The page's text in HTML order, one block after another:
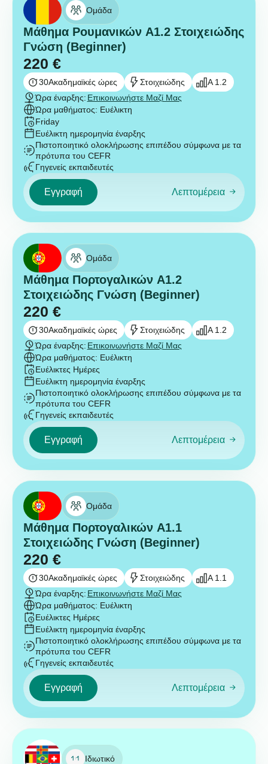
Ομάδα
Μάθημα Ρουμανικών A1.2 Στοιχειώδης
Γνώση (Beginner)
220 €
30Ακαδημαϊκές ώρες Στοιχειώδης
A 1.2
Ώρα έναρξης: Επικοινωνήστε Μαζί Μας
Ώρα μαθήματος: Ευέλικτη
Friday
Ευέλικτη ημερομηνία έναρξης
Πιστοποιητικό ολοκλήρωσης επιπέδου σύμφωνα με τα
πρότυπα του CEFR
Γηγενείς εκπαιδευτές
Εγγραφή Λεπτομέρεια
Ομάδα
Μάθημα Πορτογαλικών A1.2
Στοιχειώδης Γνώση (Beginner)
220 €
30Ακαδημαϊκές ώρες Στοιχειώδης
A 1.2
Ώρα έναρξης: Επικοινωνήστε Μαζί Μας
Ώρα μαθήματος: Ευέλικτη
Ευέλικτες Ημέρες
Ευέλικτη ημερομηνία έναρξης
Πιστοποιητικό ολοκλήρωσης επιπέδου σύμφωνα με τα
πρότυπα του CEFR
Γηγενείς εκπαιδευτές
Εγγραφή Λεπτομέρεια
Ομάδα
Μάθημα Πορτογαλικών A1.1
Στοιχειώδης Γνώση (Beginner)
220 €
30Ακαδημαϊκές ώρες Στοιχειώδης
A 1.1
Ώρα έναρξης: Επικοινωνήστε Μαζί Μας
Ώρα μαθήματος: Ευέλικτη
Ευέλικτες Ημέρες
Ευέλικτη ημερομηνία έναρξης
Πιστοποιητικό ολοκλήρωσης επιπέδου σύμφωνα με τα
πρότυπα του CEFR
Γηγενείς εκπαιδευτές
Εγγραφή Λεπτομέρεια
Ιδιωτικό